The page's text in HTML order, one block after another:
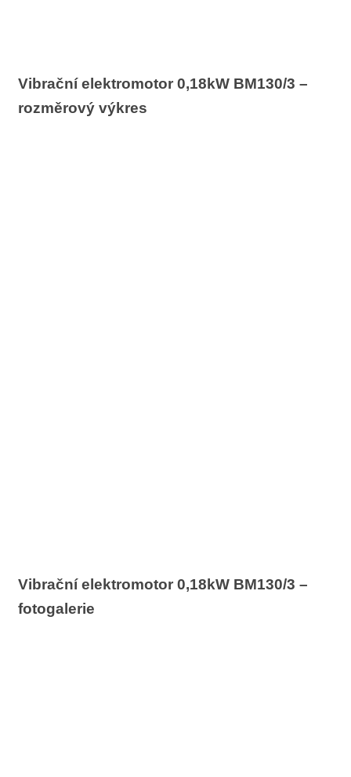
Vibrační elektromotor 0,18kW BM130/3 –
rozměrový výkres
Vibrační elektromotor 0,18kW BM130/3 –
fotogalerie